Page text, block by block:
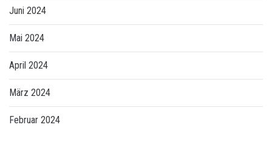
Juni 2024
Mai 2024
April 2024
März 2024
Februar 2024